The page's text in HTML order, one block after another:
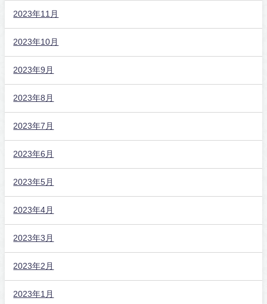
2023年11月
2023年10月
2023年9月
2023年8月
2023年7月
2023年6月
2023年5月
2023年4月
2023年3月
2023年2月
2023年1月